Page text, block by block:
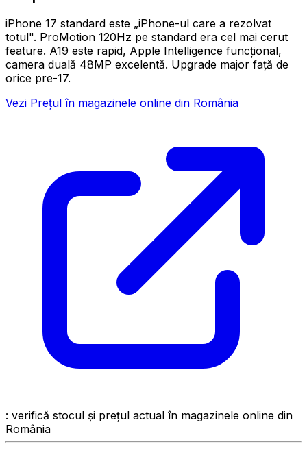
iPhone 17 standard este „iPhone-ul care a rezolvat
totul". ProMotion 120Hz pe standard era cel mai cerut
feature. A19 este rapid, Apple Intelligence funcțional,
camera duală 48MP excelentă. Upgrade major față de
orice pre-17.
Vezi Prețul în magazinele online din România
: verifică stocul și prețul actual în magazinele online din
România